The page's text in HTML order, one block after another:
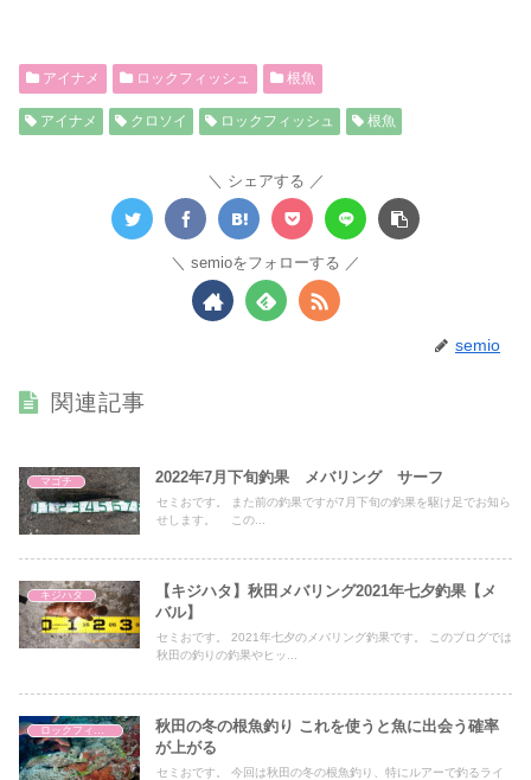
アイナメ ロックフィッシュ 根魚
アイナメ クロソイ ロックフィッシュ 根魚
シェアする
semioをフォローする
semio
関連記事
マゴチ 2022年7月下旬釣果 メバリング サーフ
セミおです。 また前の釣果ですが7月下旬の釣果を駆け足でお知ら
せします。 この...
キジハタ
【キジハタ】秋田メバリング2021年七夕釣果【メ
バル】
セミおです。 2021年七夕のメバリング釣果です。 このブログでは
秋田の釣りの釣果やヒッ...
秋田の冬の根魚釣り これを使うと魚に出会う確率
が上がる
セミおです。 今回は秋田の冬の根魚釣り、特にルアーで釣るライ